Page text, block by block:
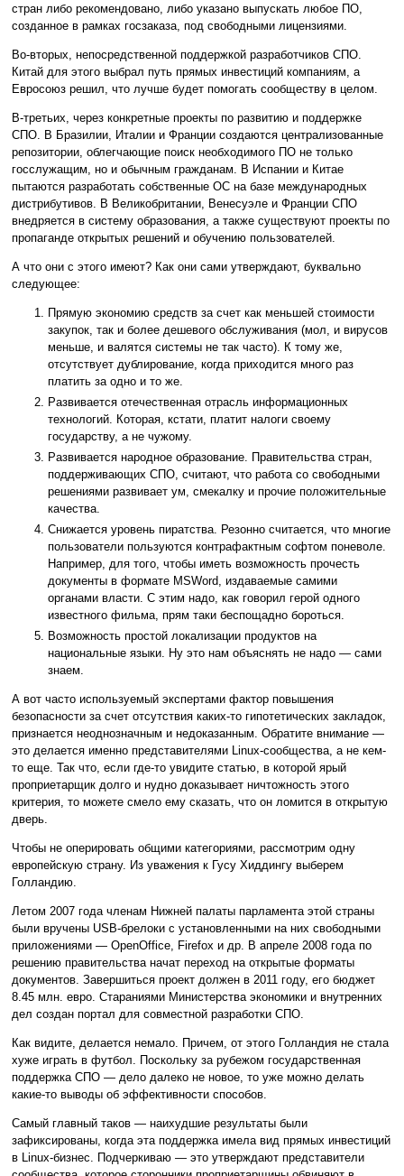
стран либо рекомендовано, либо указано выпускать любое ПО,
созданное в рамках госзаказа, под свободными лицензиями.
Во-вторых, непосредственной поддержкой разработчиков СПО.
Китай для этого выбрал путь прямых инвестиций компаниям, а
Евросоюз решил, что лучше будет помогать сообществу в целом.
В-третьих, через конкретные проекты по развитию и поддержке
СПО. В Бразилии, Италии и Франции создаются централизованные
репозитории, облегчающие поиск необходимого ПО не только
госслужащим, но и обычным гражданам. В Испании и Китае
пытаются разработать собственные ОС на базе международных
дистрибутивов. В Великобритании, Венесуэле и Франции СПО
внедряется в систему образования, а также существуют проекты по
пропаганде открытых решений и обучению пользователей.
А что они с этого имеют? Как они сами утверждают, буквально
следующее:
Прямую экономию средств за счет как меньшей стоимости
закупок, так и более дешевого обслуживания (мол, и вирусов
меньше, и валятся системы не так часто). К тому же,
отсутствует дублирование, когда приходится много раз
платить за одно и то же.
Развивается отечественная отрасль информационных
технологий. Которая, кстати, платит налоги своему
государству, а не чужому.
Развивается народное образование. Правительства стран,
поддерживающих СПО, считают, что работа со свободными
решениями развивает ум, смекалку и прочие положительные
качества.
Снижается уровень пиратства. Резонно считается, что многие
пользователи пользуются контрафактным софтом поневоле.
Например, для того, чтобы иметь возможность прочесть
документы в формате MSWord, издаваемые самими
органами власти. С этим надо, как говорил герой одного
известного фильма, прям таки беспощадно бороться.
Возможность простой локализации продуктов на
национальные языки. Ну это нам объяснять не надо — сами
знаем.
А вот часто используемый экспертами фактор повышения
безопасности за счет отсутствия каких-то гипотетических закладок,
признается неоднозначным и недоказанным. Обратите внимание —
это делается именно представителями Linux-сообщества, а не кем-
то еще. Так что, если где-то увидите статью, в которой ярый
проприетарщик долго и нудно доказывает ничтожность этого
критерия, то можете смело ему сказать, что он ломится в открытую
дверь.
Чтобы не оперировать общими категориями, рассмотрим одну
европейскую страну. Из уважения к Гусу Хиддингу выберем
Голландию.
Летом 2007 года членам Нижней палаты парламента этой страны
были вручены USB-брелоки с установленными на них свободными
приложениями — OpenOffice, Firefox и др. В апреле 2008 года по
решению правительства начат переход на открытые форматы
документов. Завершиться проект должен в 2011 году, его бюджет
8.45 млн. евро. Стараниями Министерства экономики и внутренних
дел создан портал для совместной разработки СПО.
Как видите, делается немало. Причем, от этого Голландия не стала
хуже играть в футбол. Поскольку за рубежом государственная
поддержка СПО — дело далеко не новое, то уже можно делать
какие-то выводы об эффективности способов.
Самый главный таков — наихудшие результаты были
зафиксированы, когда эта поддержка имела вид прямых инвестиций
в Linux-бизнес. Подчеркиваю — это утверждают представители